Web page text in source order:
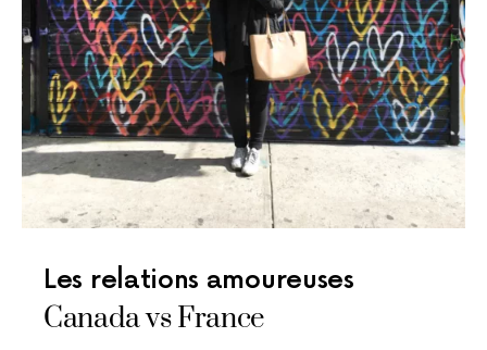
Les relations amoureuses
Canada vs France